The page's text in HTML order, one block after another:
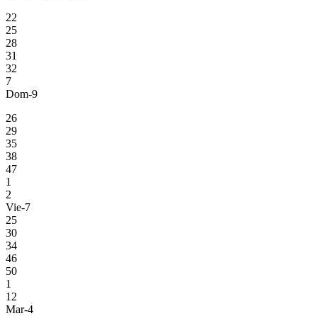
22
25
28
31
32
7
Dom-9
26
29
35
38
47
1
2
Vie-7
25
30
34
46
50
1
12
Mar-4